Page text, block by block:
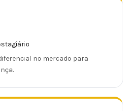
no mercado para